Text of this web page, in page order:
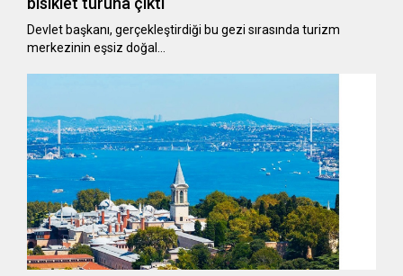
Devlet başkanı, gerçekleştirdiği bu gezi sırasında turizm
merkezinin eşsiz doğal…